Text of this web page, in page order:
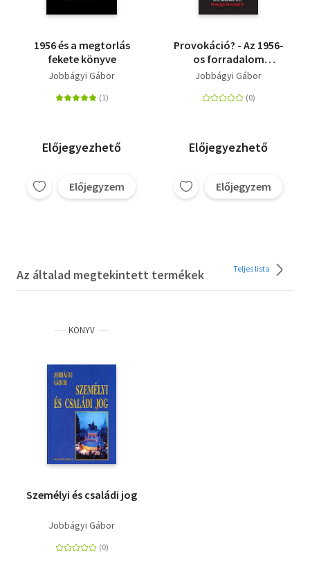
1956 és a megtorlás
fekete könyve
Jobbágyi Gábor
Előjegyezhető
Előjegyzem
Provokáció? - Az 1956-
os forradalom
kezdetéről és a
tömeggyilkosságról
Jobbágyi Gábor
Előjegyezhető
Előjegyzem
Az általad megtekintett termékek Teljes lista
KÖNYV
Személyi és családi jog
Jobbágyi Gábor